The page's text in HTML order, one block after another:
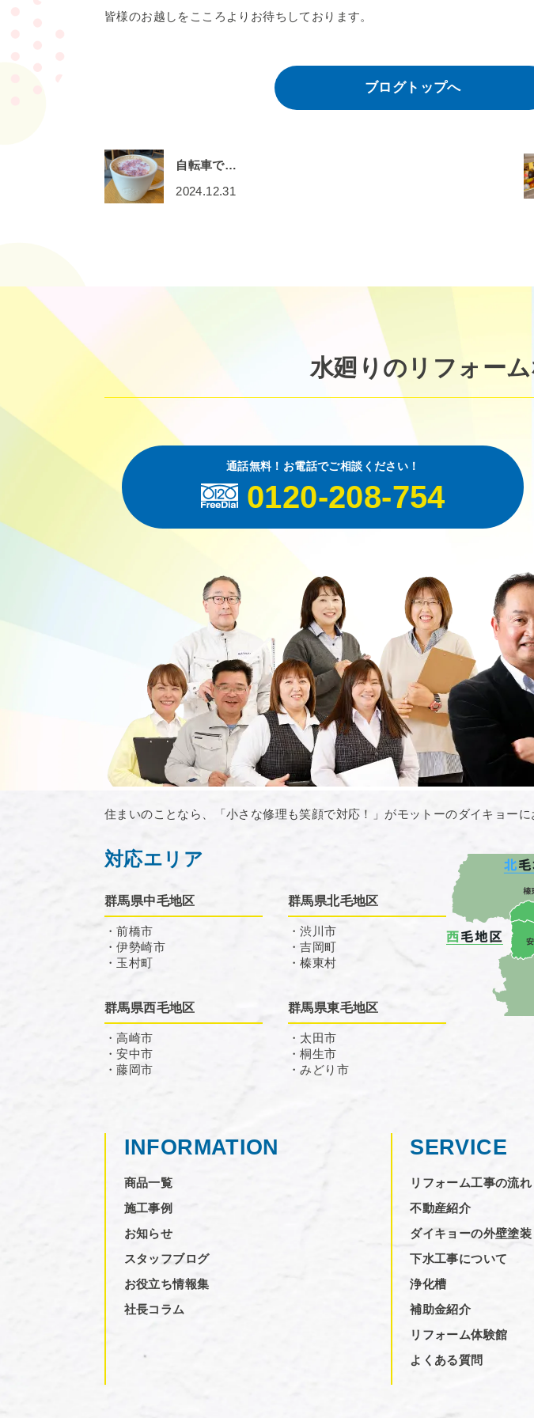
皆様のお越しをこころよりお待ちしております。
ブログトップへ
自転車で…
2024.12.31
水廻りのリフォー
通話無料！お電話でご相談ください！
0120-208-754
住まいのことなら、「小さな修理も笑顔で対応！」がモットーのダイキョーに
対応エリア
群馬県中毛地区
・前橋市
・伊勢崎市
・玉村町
群馬県北毛地区
・渋川市
・吉岡町
・榛東村
群馬県西毛地区
・高崎市
・安中市
・藤岡市
群馬県東毛地区
・太田市
・桐生市
・みどり市
INFORMATION
商品一覧
施工事例
お知らせ
スタッフブログ
お役立ち情報集
社長コラム
SERVICE
リフォーム工事の流れ
不動産紹介
ダイキョーの外壁塗装
下水工事について
浄化槽
補助金紹介
リフォーム体験館
よくある質問